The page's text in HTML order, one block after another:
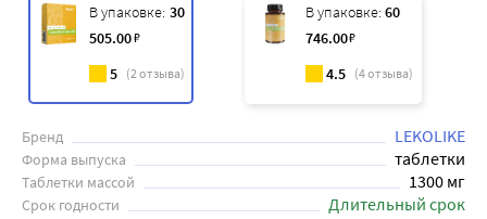
В упаковке: 30
505.00₽
5 (2отзыва)
В упаковке: 60
746.00₽
4.5 (4отзыва)
Бренд LEKOLIKE
Форма выпуска таблетки
Таблетки массой 1300 мг
Срок годности Длительный срок